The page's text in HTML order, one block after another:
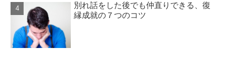
別れ話をした後でも仲直りできる、復
縁成就の７つのコツ